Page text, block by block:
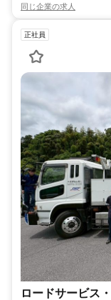
同じ企業の求人
正社員
ロードサービス